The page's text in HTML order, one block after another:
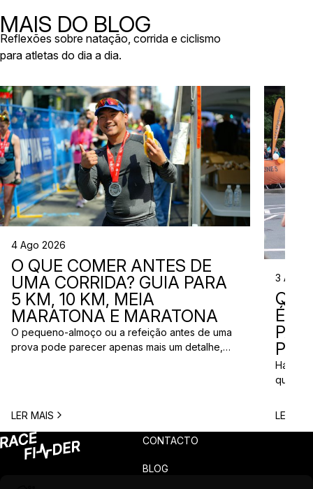
MAIS DO BLOG
Reflexões sobre natação, corrida e ciclismo
para atletas do dia a dia.
4 Ago 2026
O QUE COMER ANTES DE
UMA CORRIDA? GUIA PARA
5 KM, 10 KM, MEIA
MARATONA E MARATONA
O pequeno-almoço ou a refeição antes de uma
prova pode parecer apenas mais um detalhe,
corredores: o que comer antes de uma corrida?
A […]
LER MAIS
3 Ago
ÉS?
Há
quem
para
LER
CONTACTO
BLOG